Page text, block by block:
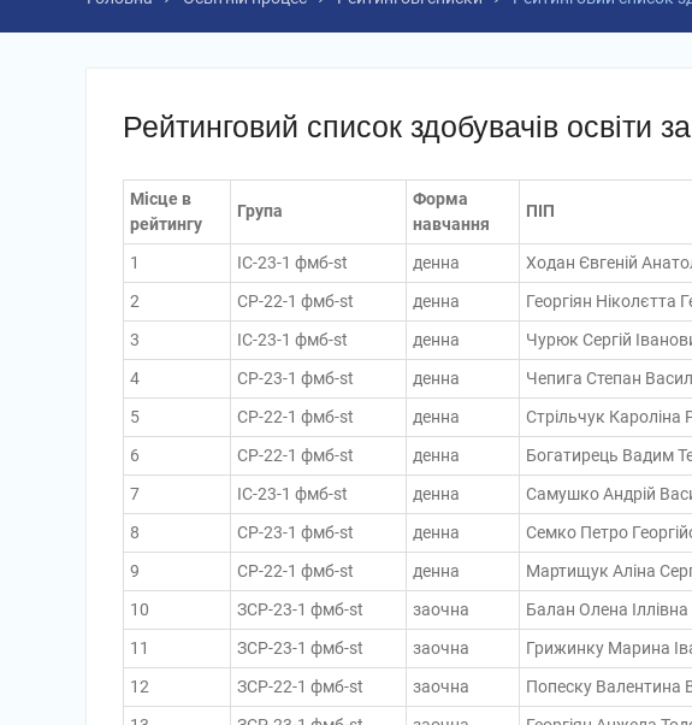
Рейтинговий список здобувачів освіти
Місце в
рейтингу
Група
Форма
навчання
ПІП
1
ІС-23-1 фмб-st денна Ходан Євгеній
2
СР-22-1 фмб-st денна Георгіян Ніколєтта
3
ІС-23-1 фмб-st денна Чурюк Сергій
4
СР-23-1 фмб-st денна Чепига Степан
5
СР-22-1 фмб-st денна Стрільчук Кароліна
6
СР-22-1 фмб-st денна Богатирець Вадим
7
ІС-23-1 фмб-st денна Самушко Андрій
8
СР-23-1 фмб-st денна Семко Петро
9
СР-22-1 фмб-st денна Мартищук Аліна
10
ЗСР-23-1 фмб-st заочна Балан Олена Іллівна
11
ЗСР-23-1 фмб-st заочна Грижинку Марина
12
ЗСР-22-1 фмб-st заочна Попеску Валентина